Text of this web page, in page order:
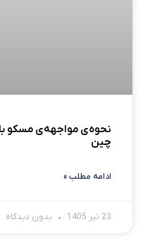
نحوه‌ی مواجهه‌ی مسکو
چین
ادامه مطلب »
23 تیر 1405 بدون دیدگاه